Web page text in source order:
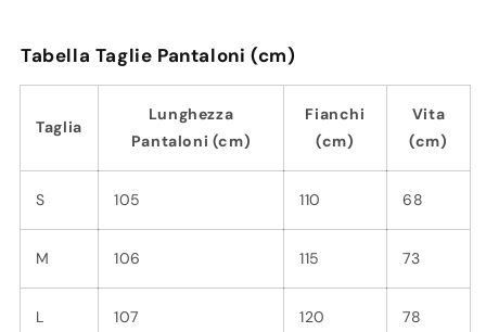
Tabella Taglie Pantaloni (cm)
Taglia
Lunghezza
Pantaloni (cm)
Fianchi
(cm)
Vita
(cm)
S 105 110 68
M 106 115 73
L 107 120 78